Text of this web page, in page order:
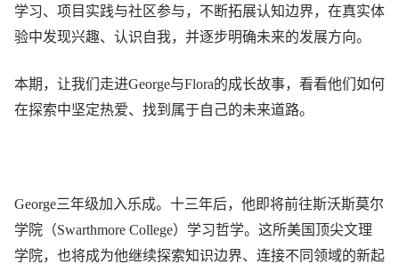
学习、项目实践与社区参与，不断拓展认知边界，在真实体
验中发现兴趣、认识自我，并逐步明确未来的发展方向。
本期，让我们走进George与Flora的成长故事，看看他们如何
在探索中坚定热爱、找到属于自己的未来道路。
George三年级加入乐成。十三年后，他即将前往斯沃斯莫尔
学院（Swarthmore College）学习哲学。这所美国顶尖文理
学院，也将成为他继续探索知识边界、连接不同领域的新起